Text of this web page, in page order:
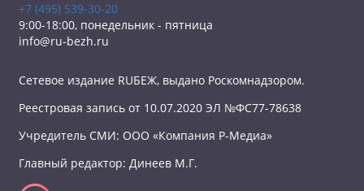
+7 (495) 539-30-20
9:00-18:00, понедельник - пятница
info@ru-bezh.ru
Сетевое издание RUБЕЖ, выдано Роскомнадзором.
Реестровая запись от 10.07.2020 ЭЛ №ФС77-78638
Учредитель СМИ: ООО «Компания Р-Медиа»
Главный редактор: Динеев М.Г.